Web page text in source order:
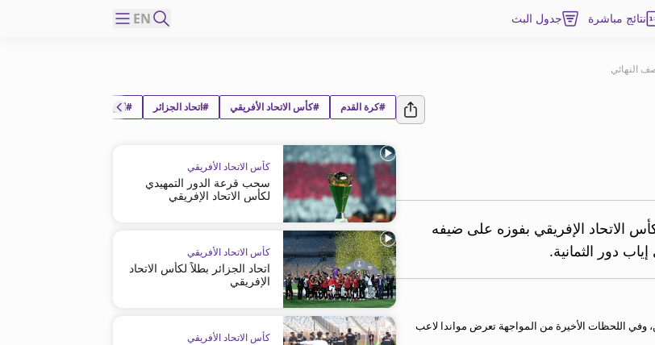
نتائج مباشرة جدول البث EN
النهائي
الاتحاد الإفريقي بفوزه على ضيفه
دور الثمانية.
وفي اللحظات الأخيرة من المواجهة تعرض مواندا لاعب
#كرة القدم #كأس الاتحاد الأفريقي #اتحاد الجزائر #اس مانييما يونيون
كأس الاتحاد الأفريقي
سحب قرعة الدور التمهيدي
لكأس الاتحاد الإفريقي
كأس الاتحاد الأفريقي
اتحاد الجزائر بطلاً لكأس الاتحاد
الإفريقي
كأس الاتحاد الأفريقي